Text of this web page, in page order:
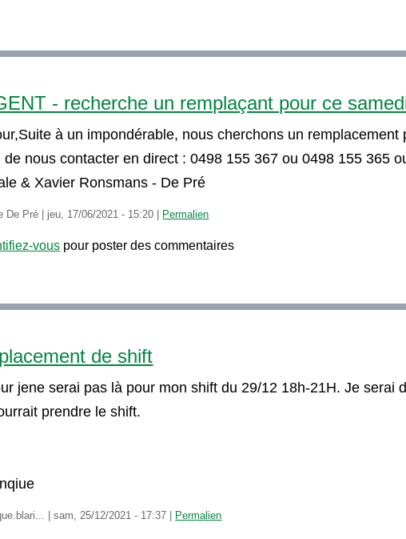
- recherche un remplaçant pour ce
à un impondérable, nous cherchons un
de nous contacter en direct : 0498 155 367 ou 0498 155 365
& Xavier Ronsmans - De Pré
De Pré jeu, 17/06/2021 - 15:20 Permalien
vous pour poster des commentaires
de shift
jene serai pas là pour mon shift du 29/12 18h-21H. Je serai
prendre le shift.
|sam, 25/12/2021 - 17:37 Permalien